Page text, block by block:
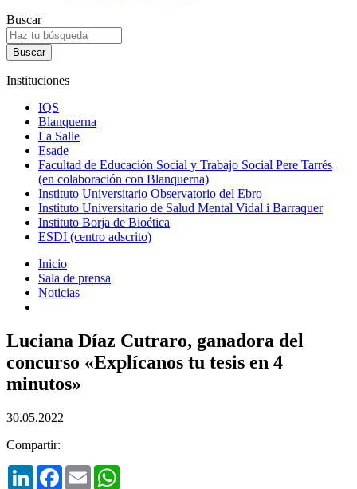
Buscar
Instituciones
IQS
Blanquerna
La Salle
Esade
Facultad de Educación Social y Trabajo Social Pere Tarrés
(en colaboración con Blanquerna)
Instituto Universitario Observatorio del Ebro
Instituto Universitario de Salud Mental Vidal i Barraquer
Instituto Borja de Bioética
ESDI (centro adscrito)
Inicio
Sala de prensa
Noticias
Luciana Díaz Cutraro, ganadora del
concurso «Explícanos tu tesis en 4
minutos»
30.05.2022
Compartir:
LinkedInFacebook
Email